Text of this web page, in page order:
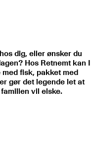
dig, eller ønsker du
Hos Retnemt kan I
fisk, pakket med
gør det legende let at
vil elske.